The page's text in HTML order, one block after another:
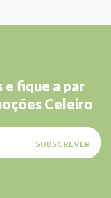
e fique a par
Celeiro
SUBSCREVER